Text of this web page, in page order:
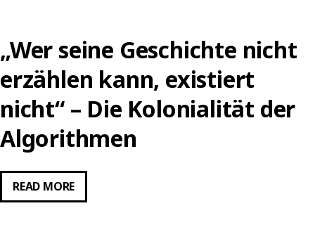
„Wer seine Geschichte nicht
erzählen kann, existiert
nicht“ – Die Kolonialität der
Algorithmen
READ MORE„WER
SEINE